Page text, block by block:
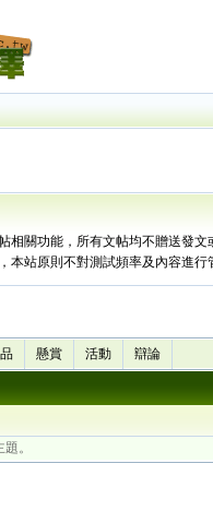
相關功能，所有文帖均不贈送發
本站原則不對測試頻率及內容進
懸賞 活動 辯論
。